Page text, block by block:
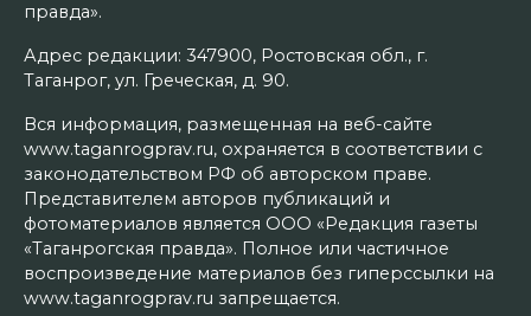
правда».
Адрес редакции: 347900, Ростовская обл., г.
Таганрог, ул. Греческая, д. 90.
Вся информация, размещенная на веб-сайте
www.taganrogprav.ru, охраняется в соответствии с
законодательством РФ об авторском праве.
Представителем авторов публикаций и
фотоматериалов является ООО «Редакция газеты
«Таганрогская правда». Полное или частичное
воспроизведение материалов без гиперссылки на
www.taganrogprav.ru запрещается.